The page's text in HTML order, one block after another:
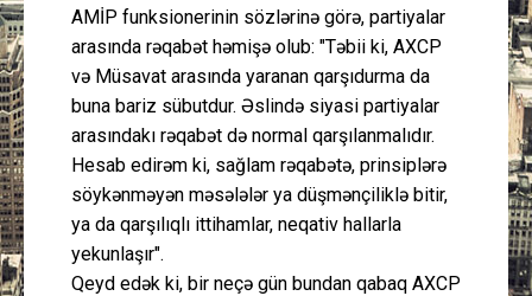
AMİP funksionerinin sözlərinə görə, partiyalar
arasında rəqabət həmişə olub: "Təbii ki, AXCP
və Müsavat arasında yaranan qarşıdurma da
buna bariz sübutdur. Əslində siyasi partiyalar
arasındakı rəqabət də normal qarşılanmalıdır.
Hesab edirəm ki, sağlam rəqabətə, prinsiplərə
söykənməyən məsələlər ya düşmənçiliklə bitir,
ya da qarşılıqlı ittihamlar, neqativ hallarla
yekunlaşır".
Qeyd edək ki, bir neçə gün bundan qabaq AXCP